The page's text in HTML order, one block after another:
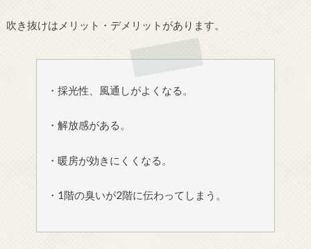
吹き抜けはメリット・デメリットがあります。
・採光性、風通しがよくなる。
・解放感がある。
・暖房が効きにくくなる。
・1階の臭いが2階に伝わってしまう。